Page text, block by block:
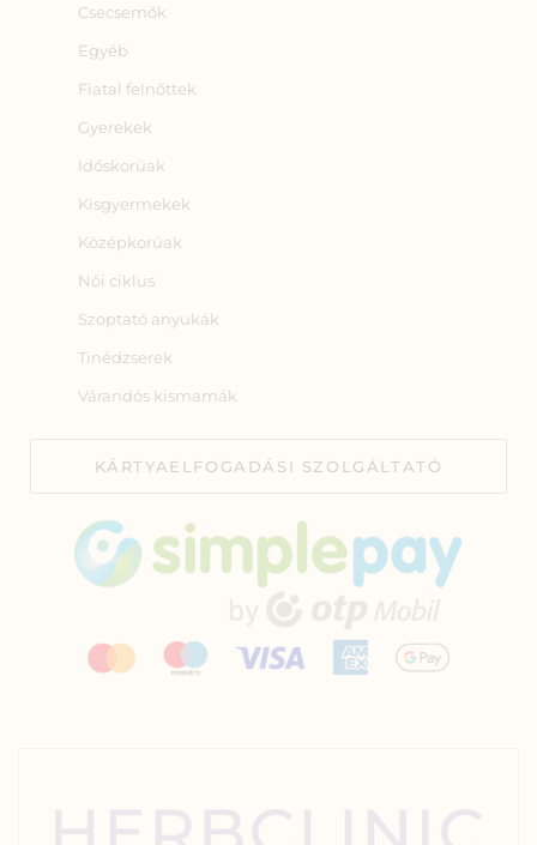
Csecsemők
Egyéb
Fiatal felnőttek
Gyerekek
Időskorúak
Kisgyermekek
Középkorúak
Női ciklus
Szoptató anyukák
Tinédzserek
Várandós kismamák
KÁRTYAELFOGADÁSI SZOLGÁLTATÓ